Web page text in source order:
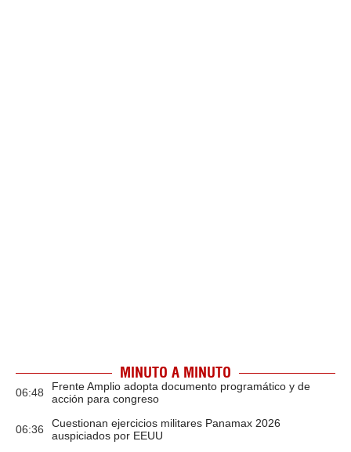
MINUTO A MINUTO
06:48
Frente Amplio adopta documento programático y de
acción para congreso
06:36
Cuestionan ejercicios militares Panamax 2026
auspiciados por EEUU